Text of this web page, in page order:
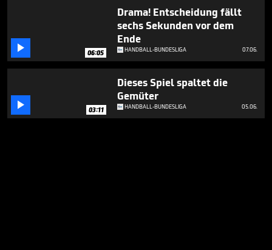
 06:05
Drama! Entscheidung fällt
sechs Sekunden vor dem
Ende
HANDBALL-BUNDESLIGA 07.06.
 03:11
Dieses Spiel spaltet die
Gemüter
HANDBALL-BUNDESLIGA 05.06.